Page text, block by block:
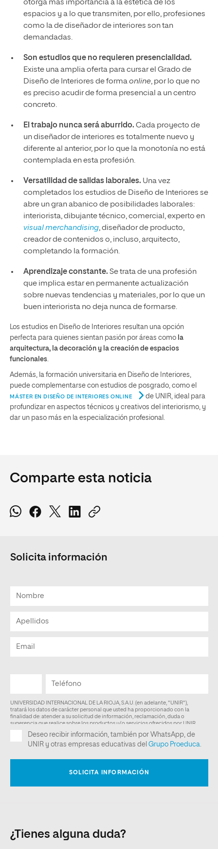
otorga más importancia a la estética de los
espacios y a lo que transmiten, por ello, profesiones
como la de diseñador de interiores son tan
demandadas.
Son estudios que no requieren presencialidad.
Existe una amplia oferta para cursar el Grado de
Diseño de Interiores de formaonline, por lo que no
es preciso acudir de forma presencial a un centro
concreto.
El trabajo nunca será aburrido. Cada proyecto de
un diseñador de interiores es totalmente nuevo y
diferente al anterior, por lo que la monotonía no está
contemplada en esta profesión.
Versatilidad de salidas laborales. Una vez
completados los estudios de Diseño de Interiores se
abre un gran abanico de posibilidades laborales:
interiorista, dibujante técnico, comercial, experto en
visual merchandising, diseñador de producto,
creador de contenidos o, incluso, arquitecto,
completando la formación.
Aprendizaje constante. Se trata de una profesión
que implica estar en permanente actualización
sobre nuevas tendencias y materiales, por lo que un
buen interiorista no deja nunca de formarse.
Los estudios en Diseño de Interiores resultan una opción
perfecta para quienes sientan pasión por áreas como la
arquitectura, la decoración y la creación de espacios
funcionales.
Además, la formación universitaria en Diseño de Interiores,
puede complementarse con estudios de posgrado, como el
MÁSTER EN DISEÑO DE INTERIORES ONLINE
de UNIR, ideal para
profundizar en aspectos técnicos y creativos del interiorismo, y
dar un paso más en la especialización profesional.
Comparte esta noticia
Solicita información
¿Tienes alguna duda?